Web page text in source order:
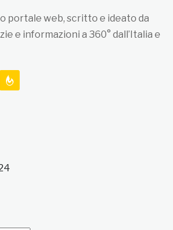
portale web, scritto e ideato da
e informazioni a 360° dall’Italia e
feedburner